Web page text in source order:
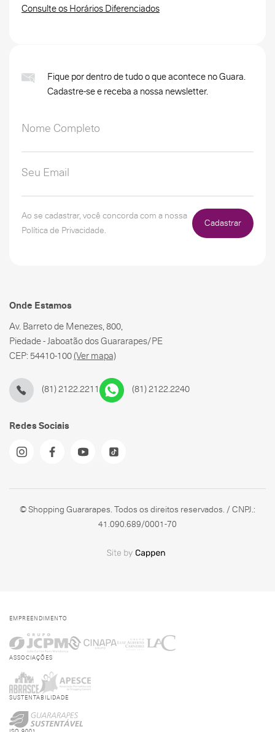
Consulte os Horários Diferenciados
Fique por dentro de tudo o que acontece no Guara.
Cadastre-se e receba a nossa newsletter.
Ao se cadastrar, você concorda com a nossa
Política de Privacidade.
Cadastrar
Onde Estamos
Av. Barreto de Menezes, 800,
Piedade - Jaboatão dos Guararapes/PE
CEP: 54410-100(Ver mapa)
Redes Sociais
(81) 2122.2211 (81) 2122.2240
© Shopping Guararapes. Todos os direitos reservados. / CNPJ.:
41.090.689/0001-70
EMPREENDIMENTO
ASSOCIAÇÕES
SUSTENTABILIDADE